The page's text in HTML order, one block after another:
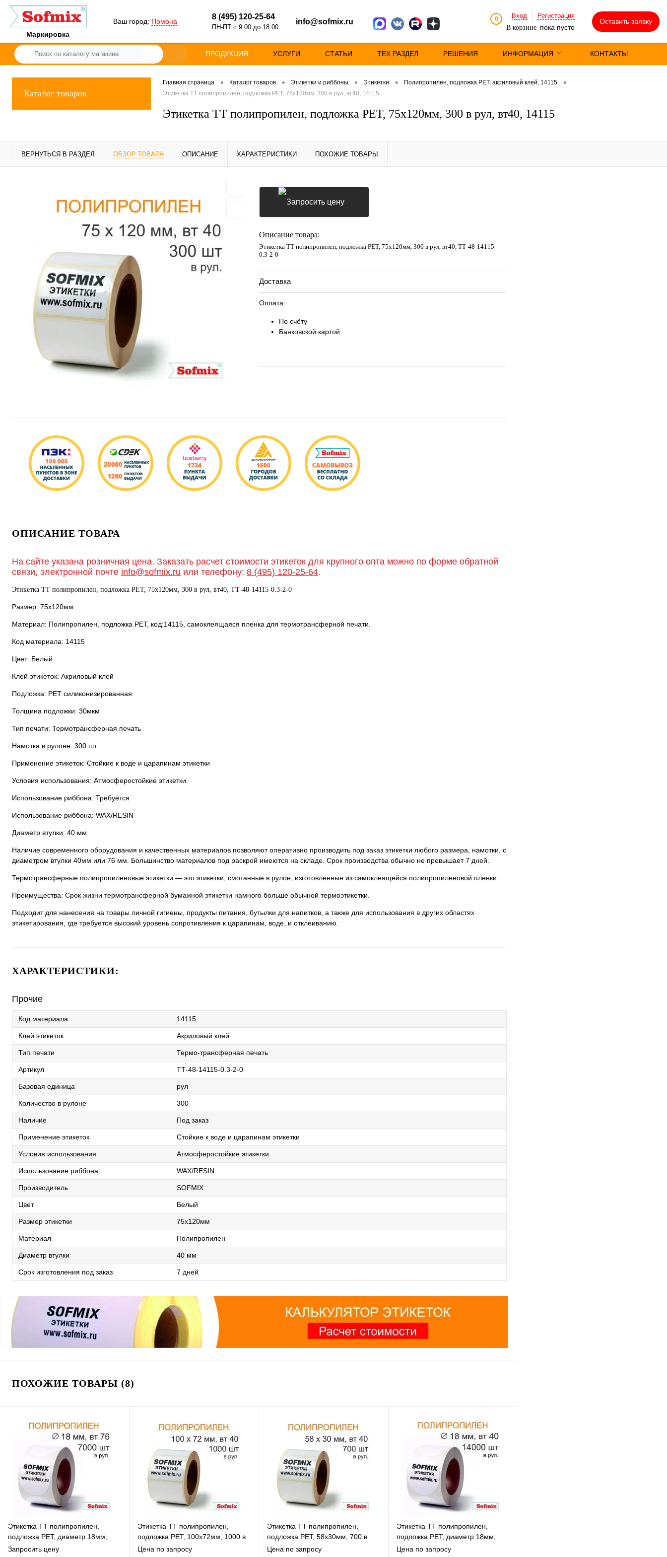
Маркировка
Ваш город: Помона
8 (495) 120-25-64
ПН-ПТ с 9:00 до 18:00
info@sofmix.ru 0 Вход
Регистрация
В корзине пока пусто
Оставить заявку
ПРОДУКЦИЯ УСЛУГИ СТАТЬИ ТЕХ РАЗДЕЛ РЕШЕНИЯ ИНФОРМАЦИЯ КОНТАКТЫ
Каталог товаров
Главная страница • Каталог товаров • Этикетки и риббоны • Этикетки • Полипропилен, подложка РЕТ, акриловый клей, 14115 •
Этикетка ТТ полипропилен, подложка РЕТ, 75х120мм, 300 в рул, вт40, 14115
Этикетка ТТ полипропилен, подложка РЕТ, 75х120мм, 300 в рул, вт40, 14115
ВЕРНУТЬСЯ В РАЗДЕЛ ОБЗОР ТОВАРА ОПИСАНИЕ ХАРАКТЕРИСТИКИ ПОХОЖИЕ ТОВАРЫ
Запросить цену
Описание товара:
Этикетка ТТ полипропилен, подложка РЕТ, 75х120мм, 300 в рул, вт40, TТ-48-14115-
0.3-2-0
Доставка
Оплата:
По счёту
Банковской картой
ОПИСАНИЕ ТОВАРА
На сайте указана розничная цена. Заказать расчет стоимости этикеток для крупного опта можно по форме обратной
связи, электронной почте info@sofmix.ru или телефону: 8 (495) 120-25-64.
Этикетка ТТ полипропилен, подложка РЕТ, 75х120мм, 300 в рул, вт40, TТ-48-14115-0.3-2-0
Размер: 75х120мм
Материал: Полипропилен, подложка РЕТ, код:14115, самоклеящаяся пленка для термотрансферной печати.
Код материала: 14115
Цвет: Белый
Клей этикеток: Акриловый клей
Подложка: РЕТ силиконизированная
Толщина подложки: 30мкм
Тип печати: Термотрансферная печать
Намотка в рулоне: 300 шт
Применение этикеток: Стойкие к воде и царапинам этикетки
Условия использования: Атмосферостойкие этикетки
Использование риббона: Требуется
Использование риббона: WAX/RESIN
Диаметр втулки: 40 мм
Наличие современного оборудования и качественных материалов позволяют оперативно производить под заказ этикетки любого размера, намотки, с
диаметром втулки 40мм или 76 мм. Большинство материалов под раскрой имеются на складе. Срок производства обычно не превышает 7 дней.
Термотрансферные полипропиленовые этикетки — это этикетки, смотанные в рулон, изготовленные из самоклеящейся полипропиленовой пленки.
Преимущества: Срок жизни термотрансферной бумажной этикетки намного больше обычной термоэтикетки.
Подходит для нанесения на товары личной гигиены, продукты питания, бутылки для напитков, а также для использования в других областях
этикетирования, где требуется высокий уровень сопротивления к царапинам, воде, и отклеиванию.
ХАРАКТЕРИСТИКИ:
Прочие
Код материала 14115
Клей этикеток Акриловый клей
Тип печати Термо-трансферная печать
Артикул TТ-48-14115-0.3-2-0
Базовая единица рул
Количество в рулоне 300
Наличие Под заказ
Применение этикеток Стойкие к воде и царапинам этикетки
Условия использования Атмосферостойкие этикетки
Использование риббона WAX/RESIN
Производитель SOFMIX
Цвет Белый
Размер этикетки 75х120мм
Материал Полипропилен
Диаметр втулки 40 мм
Срок изготовления под заказ 7 дней
ПОХОЖИЕ ТОВАРЫ (8)
Этикетка ТТ полипропилен,
подложка РЕТ, диаметр 18мм,
7000 в рул, вт76, 14115
Запросить цену
Этикетка ТТ полипропилен,
подложка РЕТ, 100х72мм, 1000 в
рул, вт40, 14115
Цена по запросу
Этикетка ТТ полипропилен,
подложка РЕТ, 58х30мм, 700 в
рул, вт40, 14115
Цена по запросу
Этикетка ТТ полипропилен,
подложка РЕТ, диаметр 18мм,
14000 в рул, вт40, 14115
Цена по запросу